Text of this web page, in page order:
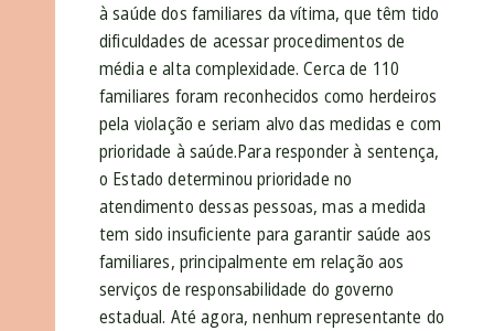
à saúde dos familiares da vítima, que têm tido
dificuldades de acessar procedimentos de
média e alta complexidade. Cerca de 110
familiares foram reconhecidos como herdeiros
pela violação e seriam alvo das medidas e com
prioridade à saúde.Para responder à sentença,
o Estado determinou prioridade no
atendimento dessas pessoas, mas a medida
tem sido insuficiente para garantir saúde aos
familiares, principalmente em relação aos
serviços de responsabilidade do governo
estadual. Até agora, nenhum representante do